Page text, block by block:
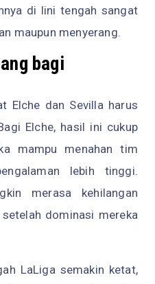
di lini tengah sangat
maupun menyerang.
bagi
Elche dan Sevilla harus
Elche, hasil ini cukup
mampu menahan tim
lebih tinggi.
merasa kehilangan
dominasi mereka
LaLiga semakin ketat,